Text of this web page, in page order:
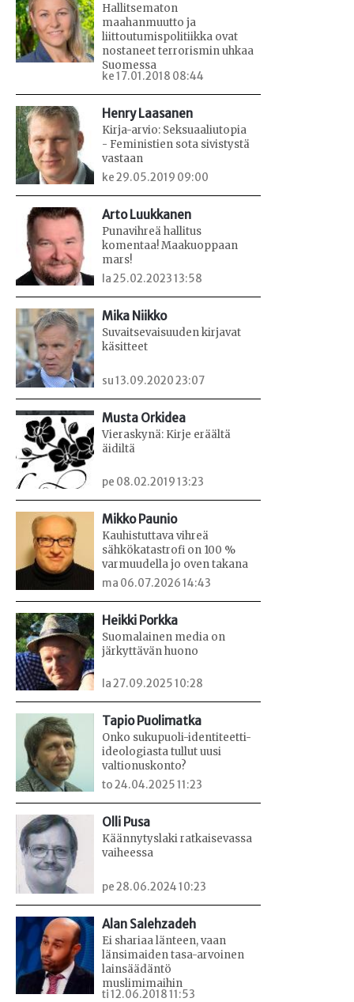
Hallitsematon
maahanmuutto ja
liittoutumispolitiikka ovat
nostaneet terrorismin uhkaa
Suomessa
ke 17.01.2018 08:44
Henry Laasanen
Kirja-arvio: Seksuaaliutopia
- Feministien sota sivistystä
vastaan
ke 29.05.2019 09:00
Arto Luukkanen
Punavihreä hallitus
komentaa! Maakuoppaan
mars!
la 25.02.2023 13:58
Mika Niikko
Suvaitsevaisuuden kirjavat
käsitteet
su 13.09.2020 23:07
Musta Orkidea
Vieraskynä: Kirje eräältä
äidiltä
pe 08.02.2019 13:23
Mikko Paunio
Kauhistuttava vihreä
sähkökatastrofi on 100 %
varmuudella jo oven takana
ma 06.07.2026 14:43
Heikki Porkka
Suomalainen media on
järkyttävän huono
la 27.09.2025 10:28
Tapio Puolimatka
Onko sukupuoli-identiteetti-
ideologiasta tullut uusi
valtionuskonto?
to 24.04.2025 11:23
Olli Pusa
Käännytyslaki ratkaisevassa
vaiheessa
pe 28.06.2024 10:23
Alan Salehzadeh
Ei shariaa länteen, vaan
länsimaiden tasa-arvoinen
lainsäädäntö
muslimimaihin
ti 12.06.2018 11:53